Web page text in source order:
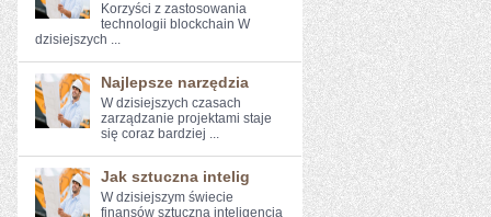
Korzyści z zastosowania⁤
technologii blockchain W
dzisiejszych ...
Najlepsze narzędzia
W dzisiejszych czasach
zarządzanie projektami staje
się coraz bardziej ...
Jak sztuczna intelig
W dzisiejszym świecie
finansów sztuczna inteligencja